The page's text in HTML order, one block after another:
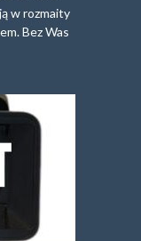
w rozmaity
Bez Was